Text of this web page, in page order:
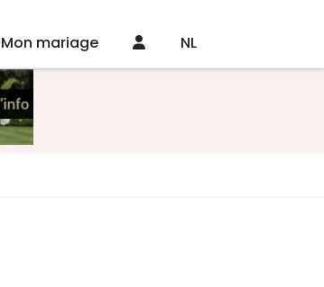
Mon mariage NL